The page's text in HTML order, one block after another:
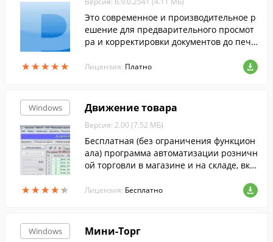
★★★★★
★★★★★
Это современное и производительное р
ешение для предварительного просмот
ра и корректировки документов до печа
Лицензия: Платно
Windows
★★★★★
★★★★★
Движение товара
Версия: 2.00 (7.52 МБ)
Бесплатная (без ограничения функцион
ала) программа автоматизации розничн
ой торговли в магазине и на складе, вкл
ров и РМ кассира.
Лицензия: Бесплатно
Windows Мини-Торг